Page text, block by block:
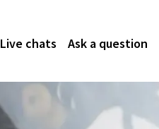
Live chats Ask a question